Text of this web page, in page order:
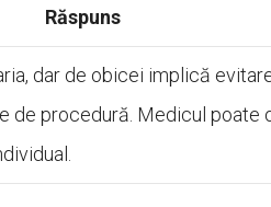
Răspuns
dar de obicei implică
de procedură. Medicul poate